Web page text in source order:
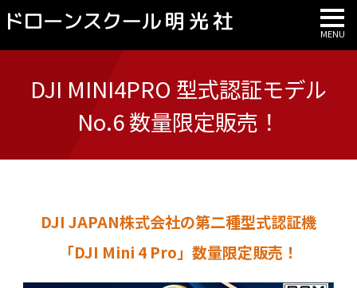
DJI MINI4PRO 型式認証モデル
No.6 数量限定販売！
DJI JAPAN株式会社の第二種型式認証機
「DJI Mini 4 Pro」数量限定販売！